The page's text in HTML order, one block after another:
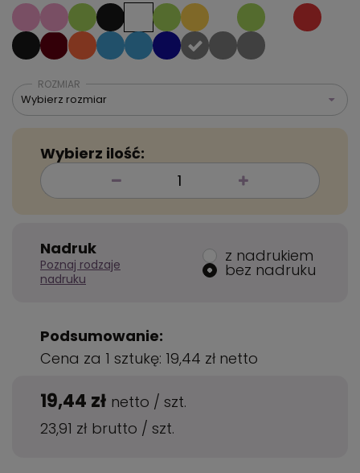
ROZMIAR
Wybierz rozmiar
Wybierz ilość:
Nadruk
Poznaj rodzaje
nadruku
z nadrukiem
bez nadruku
Podsumowanie:
Cena za 1 sztukę: 19,44 zł netto
19,44 zł netto / szt.
23,91 zł brutto / szt.